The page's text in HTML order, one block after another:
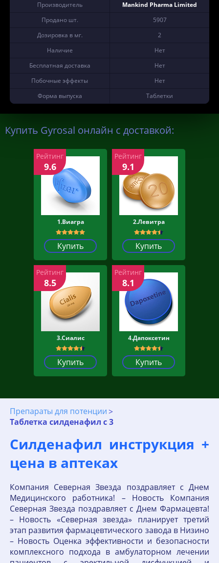
Производитель
Mankind Pharma Limited
Продано шт.
5907
Дозировка в мг.
2
Наличие
Нет
Бесплатная доставка
Нет
Побочные эффекты
Нет
Форма выпуска
Таблетки
Купить Gyrosal онлайн с доставкой:
1.Виагра
Купить
Рейтинг
9.6
2.Левитра
Купить
Рейтинг
9.1
3.Сиалис
Купить
Рейтинг
8.5
4.Дапоксетин
Купить
Рейтинг
8.1
Препараты для потенции
Таблетка силденафил с 3
Силденафил инструкция +
цена в аптеках
Компания Северная Звезда поздравляет с Днем
Медицинского работника! – Новость Компания
Северная Звезда поздравляет с Днем Фармацевта!
– Новость «Северная звезда» планирует третий
этап развития фармацевтического завода в Низино
– Новость Оценка эффективности и безопасности
комплексного подхода в амбулаторном лечении